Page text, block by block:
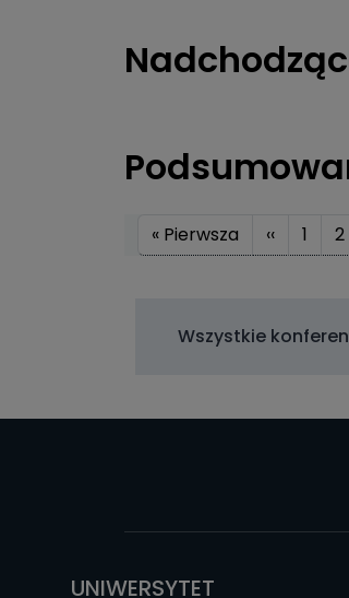
Stronicowanie
« Pierwsza Pierwsza
‹‹ 1 2
Wszystkie
UNIWERSYTET